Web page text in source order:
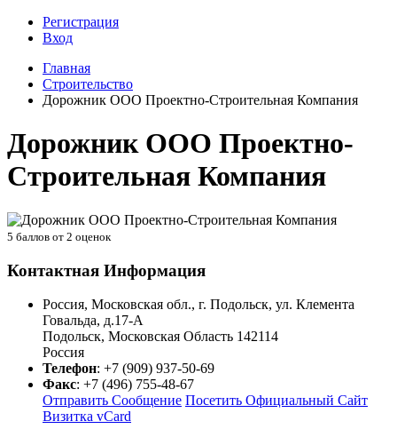
Регистрация
Вход
Главная
Строительство
Дорожник ООО Проектно-Строительная Компания
Дорожник ООО Проектно-
Строительная Компания
5 баллов от 2 оценок
Контактная Информация
Россия, Московская обл., г. Подольск, ул. Клемента
Говальда, д.17-А
Подольск, Московская Область 142114
Россия
Телефон: +7 (909) 937-50-69
Факс: +7 (496) 755-48-67
Отправить Сообщение Посетить Официальный Сайт
Визитка vCard